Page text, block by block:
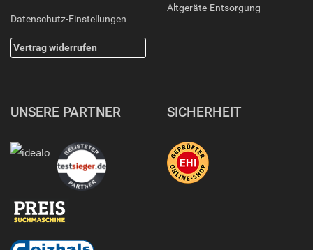
Datenschutz-Einstellungen
Vertrag widerrufen
Altgeräte-Entsorgung
UNSERE PARTNER SICHERHEIT